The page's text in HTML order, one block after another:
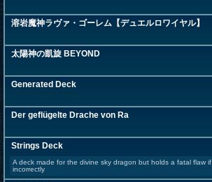
溶岩魔神ラヴァ・ゴーレム【デュエルロワイヤル】
太陽神の凱旋 BEYOND
Generated Deck
Der geflügelte Drache von Ra
Strings Deck
A deck made for the divine sky dragon but holds a fatal flaw
incorrectly